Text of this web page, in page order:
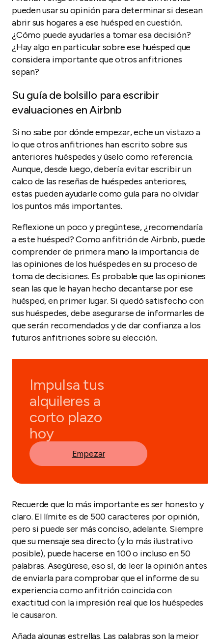
pueden usar su opinión para determinar si desean
abrir sus hogares a ese huésped en cuestión.
¿Cómo puede ayudarles a tomar esa decisión?
¿Hay algo en particular sobre ese huésped que
considera importante que otros anfitriones
sepan?
Su guía de bolsillo para escribir
evaluaciones en Airbnb
Si no sabe por dónde empezar, eche un vistazo a
lo que otros anfitriones han escrito sobre sus
anteriores huéspedes y úselo como referencia.
Aunque, desde luego, debería evitar escribir un
calco de las reseñas de huéspedes anteriores,
estas pueden ayudarle como guía para no olvidar
los puntos más importantes.
Reflexione un poco y pregúntese, ¿recomendaría
a este huésped? Como anfitrión de Airbnb, puede
comprender de primera mano la importancia de
las opiniones de los huéspedes en su proceso de
toma de decisiones. Es probable que las opiniones
sean las que le hayan hecho decantarse por ese
huésped, en primer lugar. Si quedó satisfecho con
sus huéspedes, debe asegurarse de informarles de
que serán recomendados y de dar confianza a los
futuros anfitriones sobre su elección.
Impulsa tus
alquileres a
corto plazo
hoy
Empezar
Recuerde que lo más importante es ser honesto y
claro. El límite es de 500 caracteres por opinión,
pero si puede ser más conciso, adelante. Siempre
que su mensaje sea directo (y lo más ilustrativo
posible), puede hacerse en 100 o incluso en 50
palabras. Asegúrese, eso sí, de leer la opinión antes
de enviarla para comprobar que el informe de su
experiencia como anfitrión coincida con
exactitud con la impresión real que los huéspedes
le causaron.
Añada algunas estrellas. Las palabras son la mejor